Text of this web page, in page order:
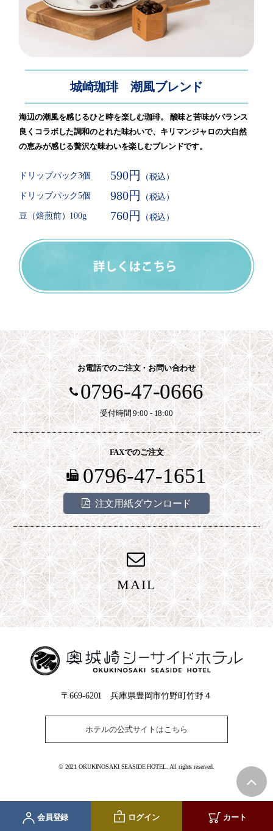
城崎珈琲 潮風ブレンド
海辺の潮風を感じるひと時を楽しむ珈琲。 酸味と苦味がバランス
良くコラボした調和のとれた味わいで、キリマンジャロの大自然
の恵みが感じる贅沢な味わいを楽しむブレンドです。
ドリップパック3個 590円 （税込）
ドリップパック5個 980円 （税込）
豆（焙煎前）100g 760円 （税込）
お電話でのご注文・お問い合わせ
0796-47-0666
受付時間 9:00 - 18:00
FAXでのご注文
0796-47-1651
注文用紙ダウンロード
MAIL
〒669-6201 兵庫県豊岡市竹野町竹野４
ホテルの公式サイトはこちら
© 2021 OKUKINOSAKI SEASIDE HOTEL. All rights reserved.
会員登録 ログイン カート